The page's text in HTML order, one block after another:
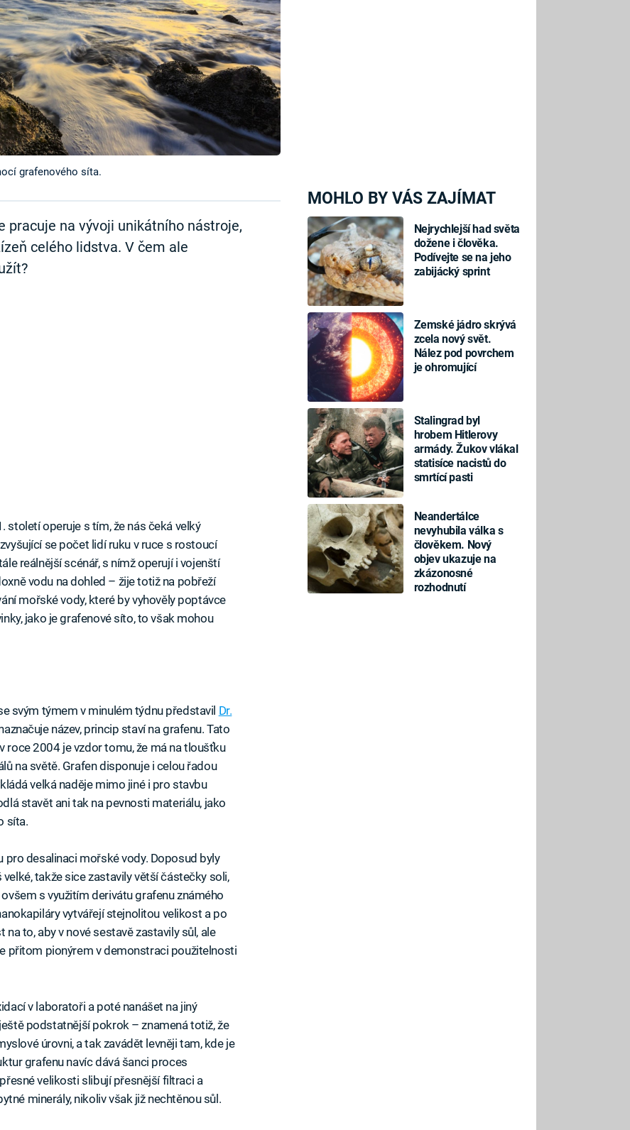
MOHLO BY VÁS ZAJÍMAT
Nejrychlejší had světa
dožene i člověka.
Podívejte se na jeho
zabijácký sprint
Zemské jádro skrývá
zcela nový svět.
Nález pod povrchem
je ohromující
Stalingrad byl
hrobem Hitlerovy
armády. Žukov vlákal
statisíce nacistů do
smrtící pasti
Neandertálce
nevyhubila válka s
člověkem. Nový
objev ukazuje na
zkázonosné
rozhodnutí
grafenového síta.
pracuje na vývoji unikátního nástroje,
celého lidstva. V čem ale
operuje s tím, že nás čeká velký
se počet lidí ruku v ruce s rostoucí
reálnější scénář, s nímž operují i vojenští
vodu na dohled – žije totiž na pobřeží
mořské vody, které by vyhověly poptávce
jako je grafenové síto, to však mohou
svým týmem v minulém týdnu představil Dr.
název, princip staví na grafenu. Tato
roce 2004 je vzdor tomu, že má na tloušťku
na světě. Grafen disponuje i celou řadou
velká naděje mimo jiné i pro stavbu
stavět ani tak na pevnosti materiálu, jako
síta.
pro desalinaci mořské vody. Doposud byly
takže sice zastavily větší částečky soli,
s využitím derivátu grafenu známého
vytvářejí stejnolitou velikost a po
to, aby v nové sestavě zastavily sůl, ale
přitom pionýrem v demonstraci použitelnosti
v laboratoři a poté nanášet na jiný
podstatnější pokrok – znamená totiž, že
úrovni, a tak zavádět levněji tam, kde je
grafenu navíc dává šanci proces
velikosti slibují přesnější filtraci a
minerály, nikoliv však již nechtěnou sůl.